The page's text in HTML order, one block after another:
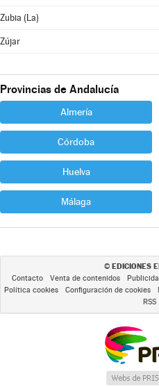
Zubia (La)
Zújar
Provincias de Andalucía
Almería
Córdoba
Huelva
Málaga
© EDICIONES
Contacto Venta de contenidos
Política cookies
Configuración de cookies
RSS